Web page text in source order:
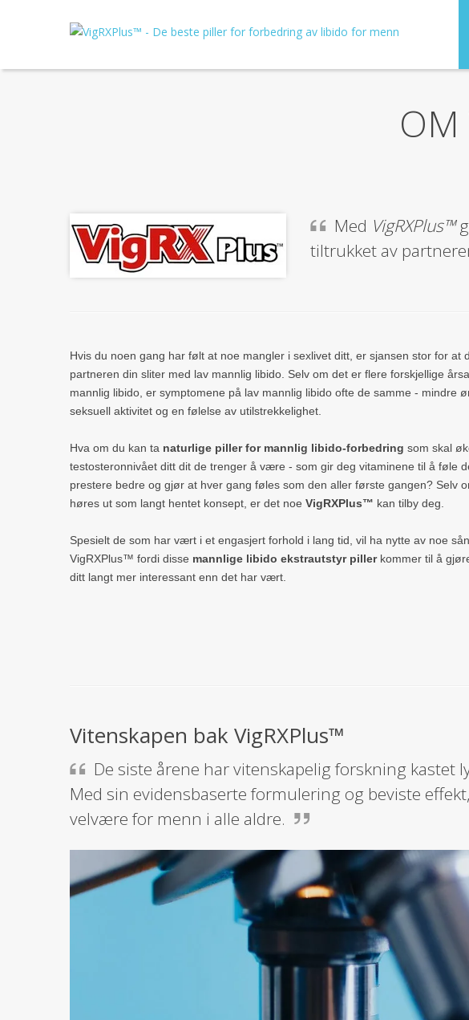
OM
Med VigRXPlus™
tiltrukket av
Hvis du noen gang har følt at noe mangler i sexlivet ditt, er sjansen stor for at
partneren din sliter med lav mannlig libido. Selv om det er flere forskjellige
mannlig libido, er symptomene på lav mannlig libido ofte de samme - mindre
seksuell aktivitet og en følelse av utilstrekkelighet.
Hva om du kan ta naturlige piller for mannlig libido-forbedring som skal
testosteronnivået ditt dit de trenger å være - som gir deg vitaminene til å føle
prestere bedre og gjør at hver gang føles som den aller første gangen? Selv
høres ut som langt hentet konsept, er det noe VigRXPlus™ kan tilby deg.
Spesielt de som har vært i et engasjert forhold i lang tid, vil ha nytte av noe
VigRXPlus™ fordi disse mannlige libido ekstrautstyr pillerkommer til å
ditt langt mer interessant enn det har vært.
Vitenskapen bak VigRXPlus™
De siste årene har vitenskapelig forskning
Med sin evidensbaserte formulering og beviste
velvære for menn i alle aldre.